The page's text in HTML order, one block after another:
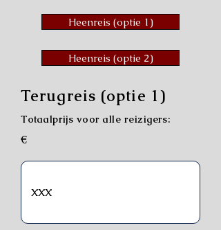
Heenreis (optie 1)
Heenreis (optie 2)
Terugreis (optie 1)
Totaalprijs voor alle reizigers:
€